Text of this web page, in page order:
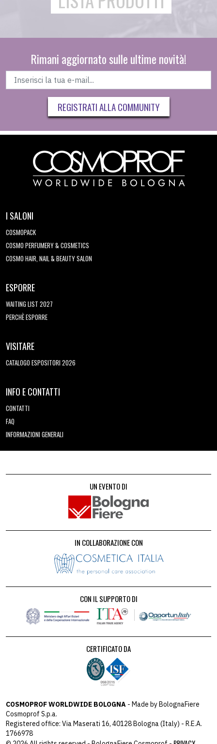
Rimani aggiornato sulle ultime novità!
REGISTRATI ALLA COMMUNITY
I SALONI
COSMOPACK
COSMO PERFUMERY & COSMETICS
COSMO HAIR, NAIL & BEAUTY SALON
ESPORRE
WAITING LIST 2027
PERCHÈ ESPORRE
VISITARE
CATALOGO ESPOSITORI 2026
INFO E CONTATTI
CONTATTI
FAQ
INFORMAZIONI GENERALI
UN EVENTO DI
IN COLLABORAZIONE CON
CON IL SUPPORTO DI
CERTIFICATO DA
COSMOPROF WORLDWIDE BOLOGNA - Made by BolognaFiere
Cosmoprof S.p.a.
Registered office: Via Maserati 16, 40128 Bologna (Italy) - R.E.A.
1766978